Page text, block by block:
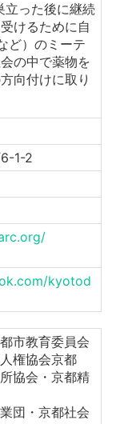
立った後に継続
けるために自
ど）のミーテ
の中で薬物を
向付けに取り
1-2
kyotod
市教育委員会
権協会京都
協会・京都精
団・京都社会